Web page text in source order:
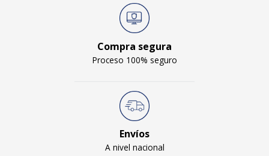
Compra segura
Proceso 100% seguro
Envíos
A nivel nacional